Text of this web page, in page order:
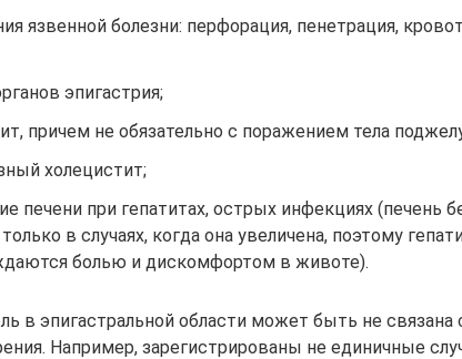
язвенной болезни: перфорация, пенетрация,
эпигастрия;
причем не обязательно с поражением тела
холецистит;
печени при гепатитах, острых инфекциях (печень
в случаях, когда она увеличена, поэтому
болью и дискомфортом в животе).
в эпигастральной области может быть не связана
Например, зарегистрированы не единичные